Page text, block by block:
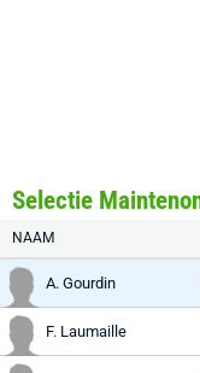
Selectie
NAAM
A. Gourdin
F. Laumaille